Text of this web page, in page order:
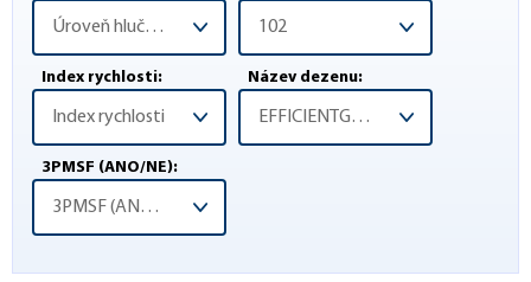
Úroveň hlučnosti v dB 102
Index rychlosti:
Index rychlosti
Název dezenu:
EFFICIENTGRIP PERFORMANCE SUV
3PMSF (ANO/NE):
3PMSF (ANO/NE)